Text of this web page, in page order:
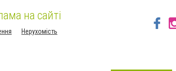
на сайті
Нерухомість